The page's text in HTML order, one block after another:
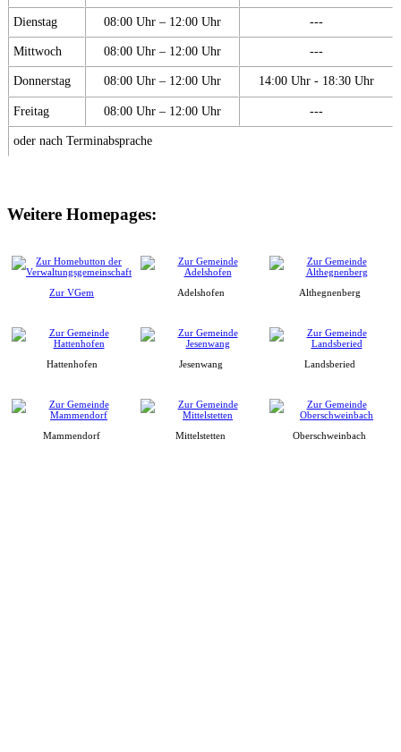
Dienstag 08:00 Uhr – 12:00 Uhr ---
Mittwoch 08:00 Uhr – 12:00 Uhr ---
Donnerstag 08:00 Uhr – 12:00 Uhr 14:00 Uhr - 18:30 Uhr
Freitag 08:00 Uhr – 12:00 Uhr ---
oder nach Terminabsprache
Weitere Homepages:
Zur VGem Adelshofen Althegnenberg
Hattenhofen Jesenwang Landsberied
Mammendorf Mittelstetten Oberschweinbach